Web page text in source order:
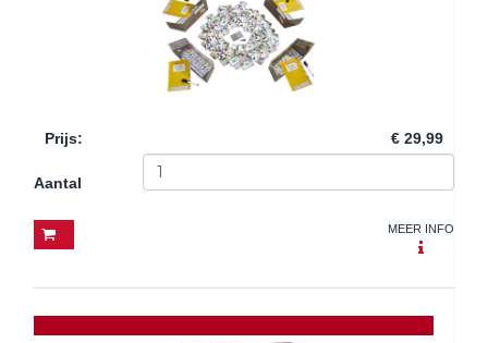
Prijs: € 29,99
Aantal
MEER INFO